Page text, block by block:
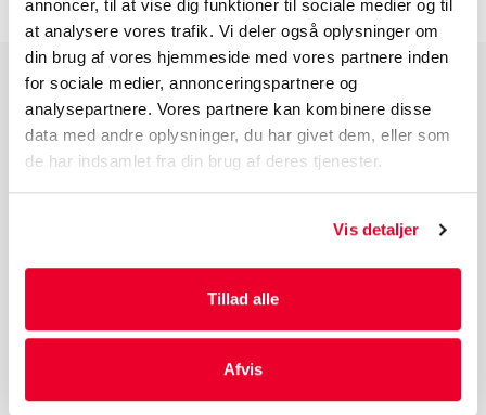
annoncer, til at vise dig funktioner til sociale medier og til
at analysere vores trafik. Vi deler også oplysninger om
din brug af vores hjemmeside med vores partnere inden
for sociale medier, annonceringspartnere og
analysepartnere. Vores partnere kan kombinere disse
data med andre oplysninger, du har givet dem, eller som
de har indsamlet fra din brug af deres tjenester.
Vis detaljer
Tillad alle
Afvis
PRODUKTGRUPPER
Industri Emballage
Reklame Emballage
Kuverter Og Emballage Til Forsendelse
SERVICES